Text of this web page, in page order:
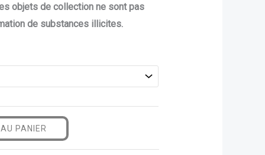
objets de collection ne sont pas
de substances illicites.
PANIER